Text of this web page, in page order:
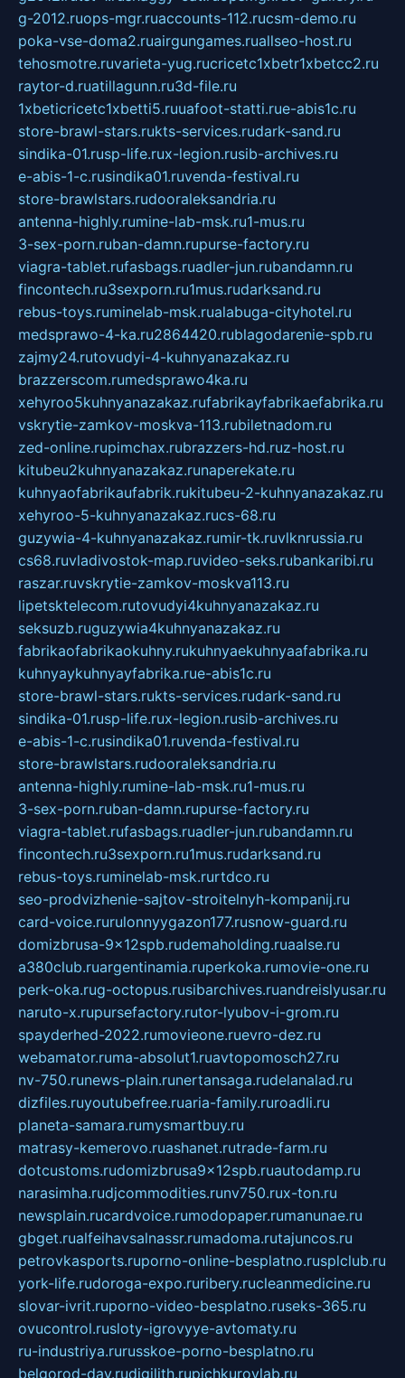
g-2012.ruops-mgr.ruaccounts-112.rucsm-demo.ru
poka-vse-doma2.ruairgungames.ruallseo-host.ru
tehosmotre.ruvarieta-yug.rucricetc1xbetr1xbetcc2.ru
raytor-d.ruatillagunn.ru3d-file.ru
1xbeticricetc1xbetti5.ruuafoot-statti.rue-abis1c.ru
store-brawl-stars.rukts-services.rudark-sand.ru
sindika-01.rusp-life.rux-legion.rusib-archives.ru
e-abis-1-c.rusindika01.ruvenda-festival.ru
store-brawlstars.rudooraleksandria.ru
antenna-highly.rumine-lab-msk.ru1-mus.ru
3-sex-porn.ruban-damn.rupurse-factory.ru
viagra-tablet.rufasbags.ruadler-jun.rubandamn.ru
fincontech.ru3sexporn.ru1mus.rudarksand.ru
rebus-toys.ruminelab-msk.rualabuga-cityhotel.ru
medsprawo-4-ka.ru2864420.rublagodarenie-spb.ru
zajmy24.rutovudyi-4-kuhnyanazakaz.ru
brazzerscom.rumedsprawo4ka.ru
xehyroo5kuhnyanazakaz.rufabrikayfabrikaefabrika.ru
vskrytie-zamkov-moskva-113.rubiletnadom.ru
zed-online.rupimchax.rubrazzers-hd.ruz-host.ru
kitubeu2kuhnyanazakaz.runaperekate.ru
kuhnyaofabrikaufabrik.rukitubeu-2-kuhnyanazakaz.ru
xehyroo-5-kuhnyanazakaz.rucs-68.ru
guzywia-4-kuhnyanazakaz.rumir-tk.ruvlknrussia.ru
cs68.ruvladivostok-map.ruvideo-seks.rubankaribi.ru
raszar.ruvskrytie-zamkov-moskva113.ru
lipetsktelecom.rutovudyi4kuhnyanazakaz.ru
seksuzb.ruguzywia4kuhnyanazakaz.ru
fabrikaofabrikaokuhny.rukuhnyaekuhnyaafabrika.ru
kuhnyaykuhnyayfabrika.rue-abis1c.ru
store-brawl-stars.rukts-services.rudark-sand.ru
sindika-01.rusp-life.rux-legion.rusib-archives.ru
e-abis-1-c.rusindika01.ruvenda-festival.ru
store-brawlstars.rudooraleksandria.ru
antenna-highly.rumine-lab-msk.ru1-mus.ru
3-sex-porn.ruban-damn.rupurse-factory.ru
viagra-tablet.rufasbags.ruadler-jun.rubandamn.ru
fincontech.ru3sexporn.ru1mus.rudarksand.ru
rebus-toys.ruminelab-msk.rurtdco.ru
seo-prodvizhenie-sajtov-stroitelnyh-kompanij.ru
card-voice.rurulonnyygazon177.rusnow-guard.ru
domizbrusa-9x12spb.rudemaholding.ruaalse.ru
a380club.ruargentinamia.ruperkoka.rumovie-one.ru
perk-oka.rug-octopus.rusibarchives.ruandreislyusar.ru
naruto-x.rupursefactory.rutor-lyubov-i-grom.ru
spayderhed-2022.rumovieone.ruevro-dez.ru
webamator.ruma-absolut1.ruavtopomosch27.ru
nv-750.runews-plain.runertansaga.rudelanalad.ru
dizfiles.ruyoutubefree.ruaria-family.ruroadli.ru
planeta-samara.rumysmartbuy.ru
matrasy-kemerovo.ruashanet.rutrade-farm.ru
dotcustoms.rudomizbrusa9x12spb.ruautodamp.ru
narasimha.rudjcommodities.runv750.rux-ton.ru
newsplain.rucardvoice.rumodopaper.rumanunae.ru
gbget.rualfeihavsalnassr.rumadoma.rutajuncos.ru
petrovkasports.ruporno-online-besplatno.rusplclub.ru
york-life.rudoroga-expo.ruribery.rucleanmedicine.ru
slovar-ivrit.ruporno-video-besplatno.ruseks-365.ru
ovucontrol.rusloty-igrovyye-avtomaty.ru
ru-industriya.rurusskoe-porno-besplatno.ru
belgorod-day.rudigilith.rupichkurovlab.ru